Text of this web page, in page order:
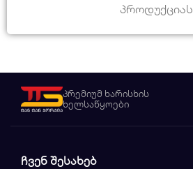
პროდუქციას
პრემიუმ ხარისხის
ხელსაწყოები
ᲩᲕᲔᲜ ᲨᲔᲡᲐᲮᲔᲑ